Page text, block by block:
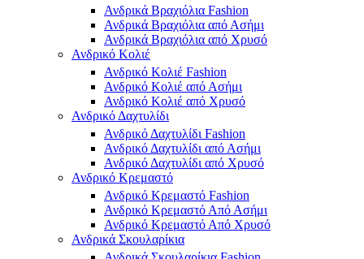
Ανδρικά Βραχιόλια Fashion
Ανδρικά Βραχιόλια από Ασήμι
Ανδρικά Βραχιόλια από Χρυσό
Ανδρικό Κολιέ
Ανδρικό Κολιέ Fashion
Ανδρικό Κολιέ από Ασήμι
Ανδρικό Κολιέ από Χρυσό
Ανδρικό Δαχτυλίδι
Ανδρικό Δαχτυλίδι Fashion
Ανδρικό Δαχτυλίδι από Ασήμι
Ανδρικό Δαχτυλίδι από Χρυσό
Ανδρικό Κρεμαστό
Ανδρικό Κρεμαστό Fashion
Ανδρικό Κρεμαστό Από Ασήμι
Ανδρικό Κρεμαστό Από Χρυσό
Ανδρικά Σκουλαρίκια